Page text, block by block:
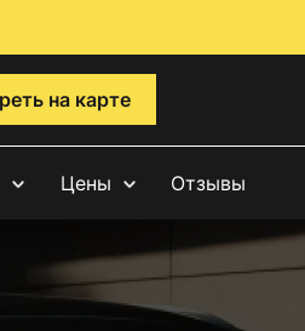
на карте
Цены Отзывы